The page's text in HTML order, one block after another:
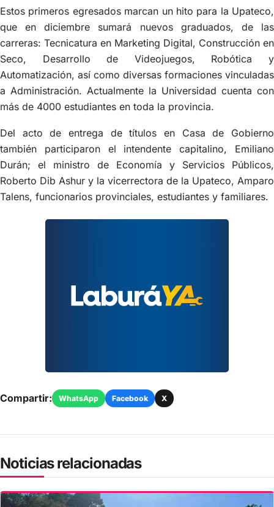
Estos primeros egresados marcan un hito para la Upateco,
que en diciembre sumará nuevos graduados, de las
carreras: Tecnicatura en Marketing Digital, Construcción en
Seco, Desarrollo de Videojuegos, Robótica y
Automatización, así como diversas formaciones vinculadas
a Administración. Actualmente la Universidad cuenta con
más de 4000 estudiantes en toda la provincia.
Del acto de entrega de títulos en Casa de Gobierno
también participaron el intendente capitalino, Emiliano
Durán; el ministro de Economía y Servicios Públicos,
Roberto Dib Ashur y la vicerrectora de la Upateco, Amparo
Talens, funcionarios provinciales, estudiantes y familiares.
Compartir: WhatsApp Facebook X
Noticias relacionadas